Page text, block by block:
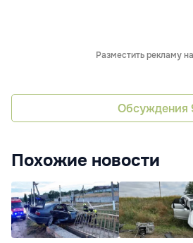
Разместить рекламу
Обсуждения
Похожие новости